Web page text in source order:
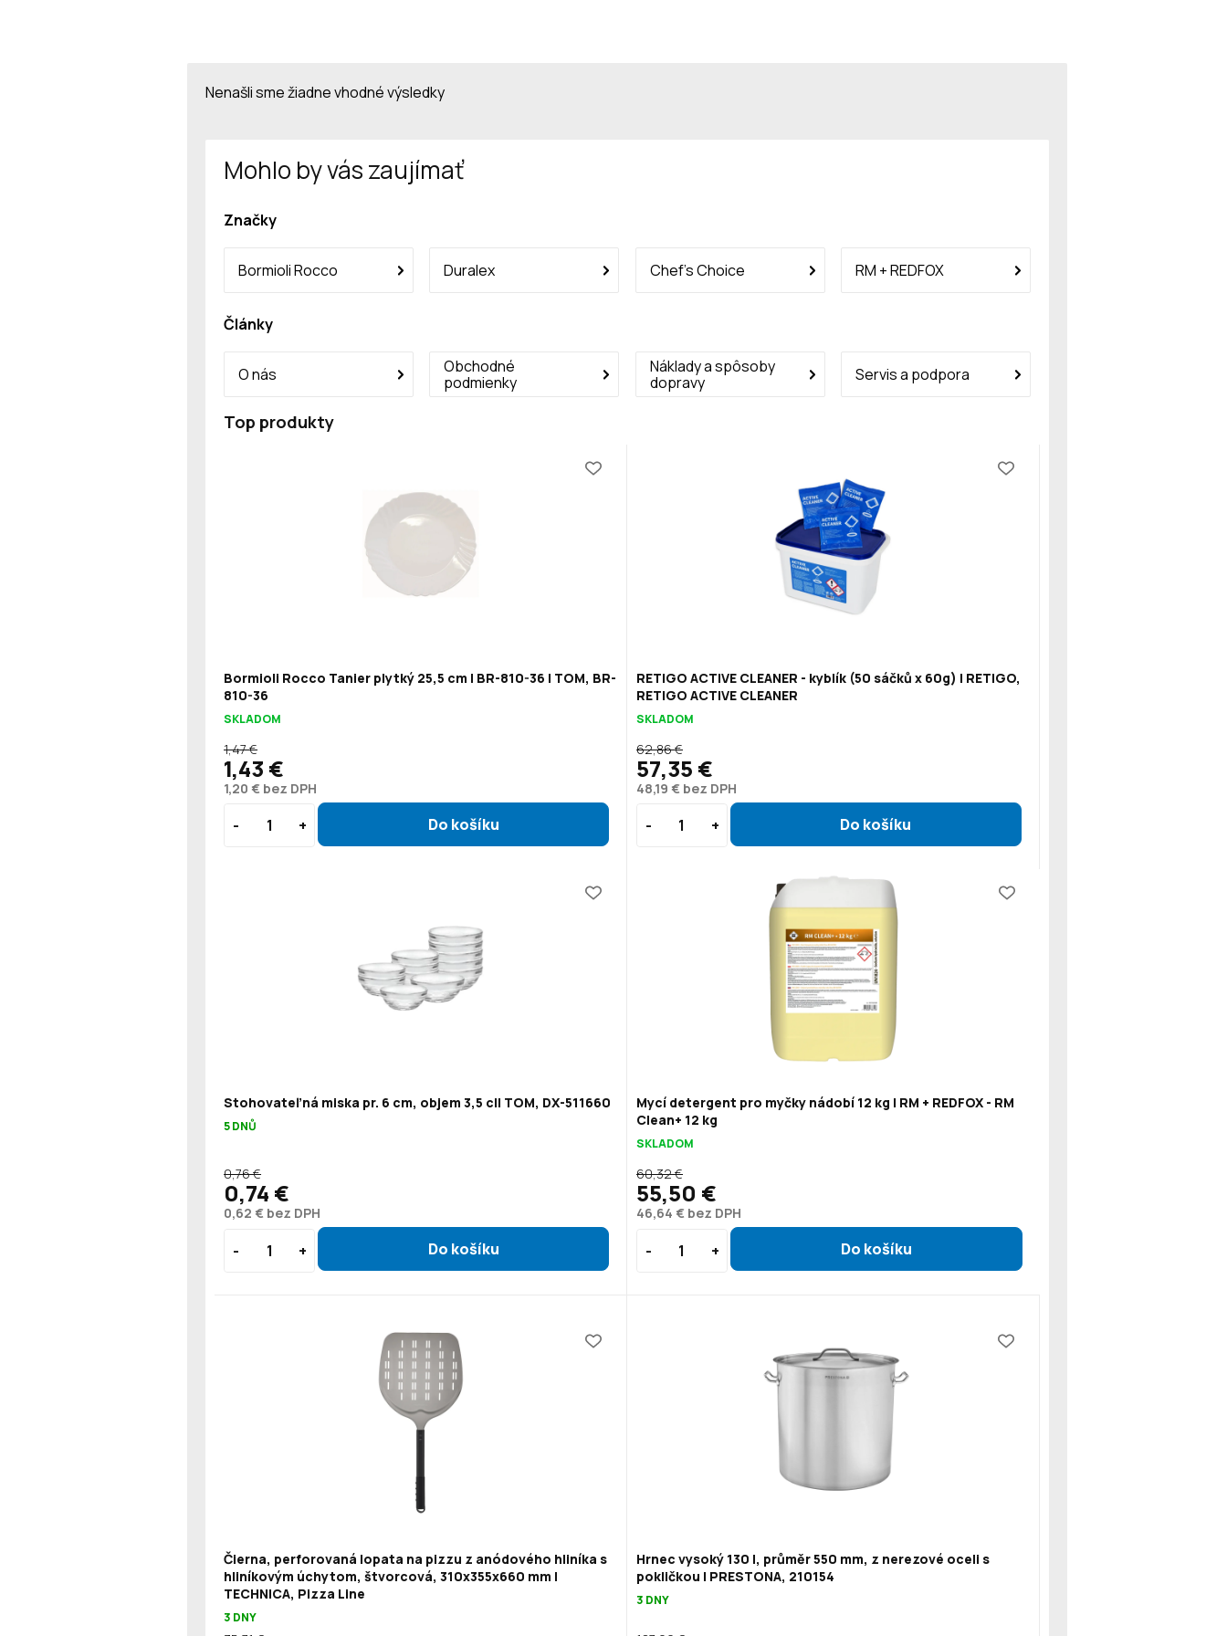
Nenašli sme žiadne vhodné výsledky
Mohlo by vás zaujímať
Značky
Bormioli Rocco Duralex Chef’s Choice RM + REDFOX
Články
O nás
Obchodné
podmienky
Náklady a spôsoby
dopravy
Servis a podpora
Top produkty
Bormioli Rocco Tanier plytký 25,5 cm | BR-810-36 | TOM, BR-
810-36
SKLADOM
1,20 € bez DPH
1,47 €
1,43 €
RETIGO ACTIVE CLEANER - kyblík (50 sáčků x 60g) | RETIGO,
RETIGO ACTIVE CLEANER
SKLADOM
48,19 € bez DPH
62,86 €
57,35 €
Stohovateľná miska pr. 6 cm, objem 3,5 cl| TOM, DX-511660
5 DNŮ
0,62 € bez DPH
0,76 €
0,74 €
Mycí detergent pro myčky nádobí 12 kg | RM + REDFOX - RM
Clean+ 12 kg
SKLADOM
46,64 € bez DPH
60,32 €
55,50 €
Čierna, perforovaná lopata na pizzu z anódového hliníka s
hliníkovým úchytom, štvorcová, 310x355x660 mm |
TECHNICA, Pizza Line
3 DNY
Hrnec vysoký 130 l, průměr 550 mm, z nerezové oceli s
pokličkou | PRESTONA, 210154
3 DNY